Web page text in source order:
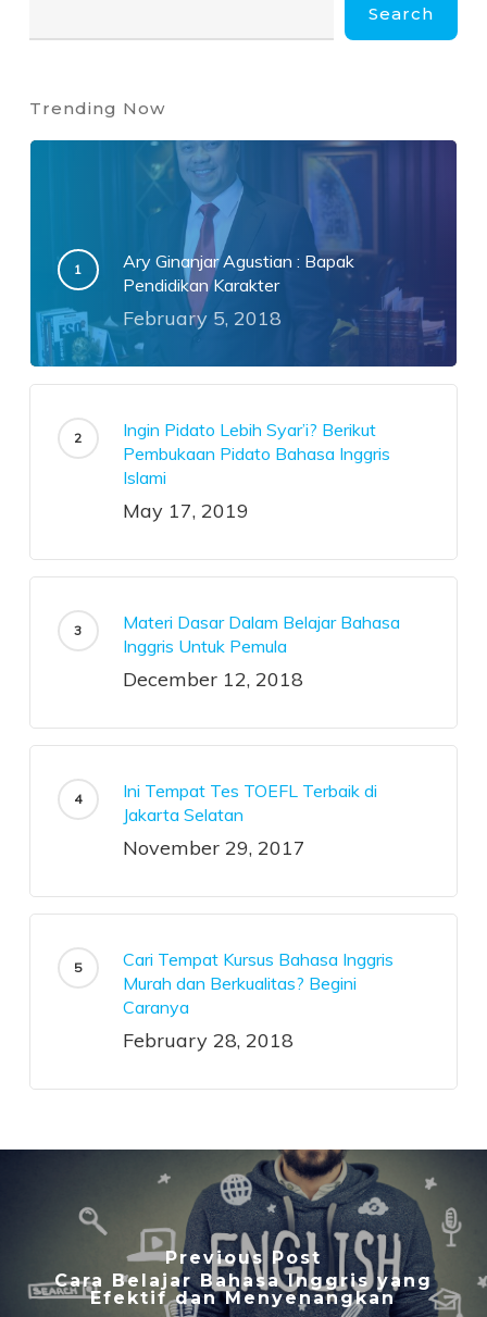
Search
Trending Now
Ary Ginanjar Agustian : Bapak
Pendidikan Karakter
February 5, 2018
Ingin Pidato Lebih Syar’i? Berikut
Pembukaan Pidato Bahasa Inggris
Islami
May 17, 2019
Materi Dasar Dalam Belajar Bahasa
Inggris Untuk Pemula
December 12, 2018
Ini Tempat Tes TOEFL Terbaik di
Jakarta Selatan
November 29, 2017
Cari Tempat Kursus Bahasa Inggris
Murah dan Berkualitas? Begini
Caranya
February 28, 2018
Previous Post
Cara Belajar Bahasa Inggris yang
Efektif dan Menyenangkan